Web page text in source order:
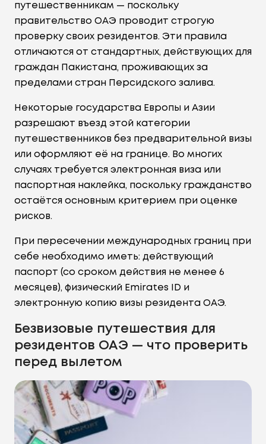
путешественникам — поскольку
правительство ОАЭ проводит строгую
проверку своих резидентов. Эти правила
отличаются от стандартных, действующих для
граждан Пакистана, проживающих за
пределами стран Персидского залива.
Некоторые государства Европы и Азии
разрешают въезд этой категории
путешественников без предварительной визы
или оформляют её на границе. Во многих
случаях требуется электронная виза или
паспортная наклейка, поскольку гражданство
остаётся основным критерием при оценке
рисков.
При пересечении международных границ при
себе необходимо иметь: действующий
паспорт (со сроком действия не менее 6
месяцев), физический Emirates ID и
электронную копию визы резидента ОАЭ.
Безвизовые путешествия для
резидентов ОАЭ — что проверить
перед вылетом